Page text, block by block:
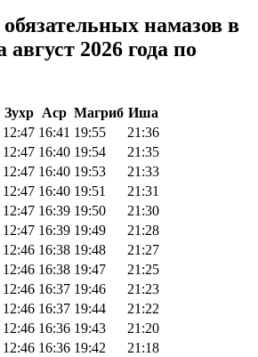
намазов в
2026 года по
Зухр Аср Магриб Иша
12:47 16:41 19:55
21:36
12:47 16:40 19:54
21:35
12:47 16:40 19:53
21:33
12:47 16:40 19:51
21:31
12:47 16:39 19:50
21:30
12:47 16:39 19:49
21:28
12:46 16:38 19:48
21:27
12:46 16:38 19:47
21:25
12:46 16:37 19:46
21:23
12:46 16:37 19:44
21:22
12:46 16:36 19:43
21:20
12:46 16:36 19:42
21:18